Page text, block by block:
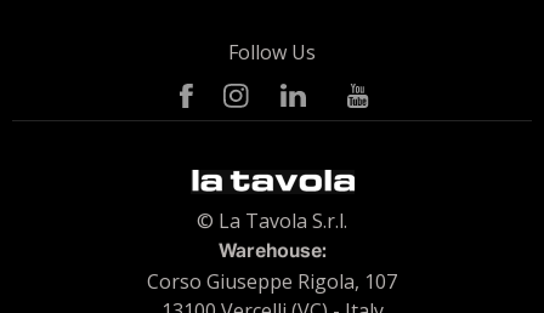
Follow Us
© La Tavola S.r.l.
Warehouse:
Corso Giuseppe Rigola, 107